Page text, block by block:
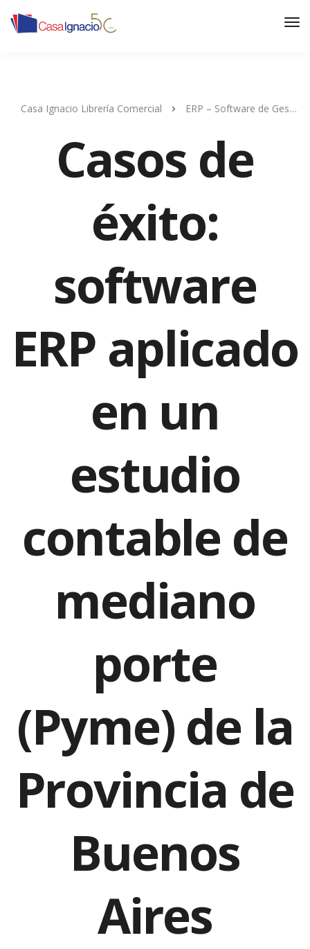
Casa Ignacio Librería Comercial ERP – Software de Gestión Administrativo Contable
Casos de
éxito:
software
ERP aplicado
en un
estudio
contable de
mediano
porte
(Pyme) de la
Provincia de
Buenos
Aires